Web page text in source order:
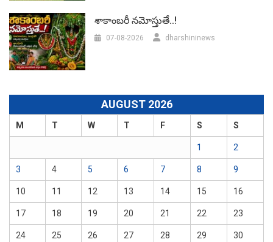
శాకాంబరీ నమోస్తుతే..!
07-08-2026 dharshininews
AUGUST 2026
M T W T F S S
1 2
3 4 5 6 7 8 9
10 11 12 13 14 15 16
17 18 19 20 21 22 23
24 25 26 27 28 29 30